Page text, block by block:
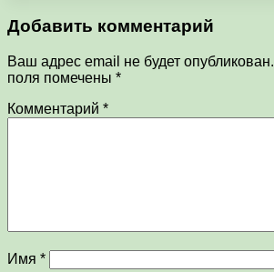
Добавить комментарий
Ваш адрес email не будет опубликован.
поля помечены *
Комментарий *
Имя *